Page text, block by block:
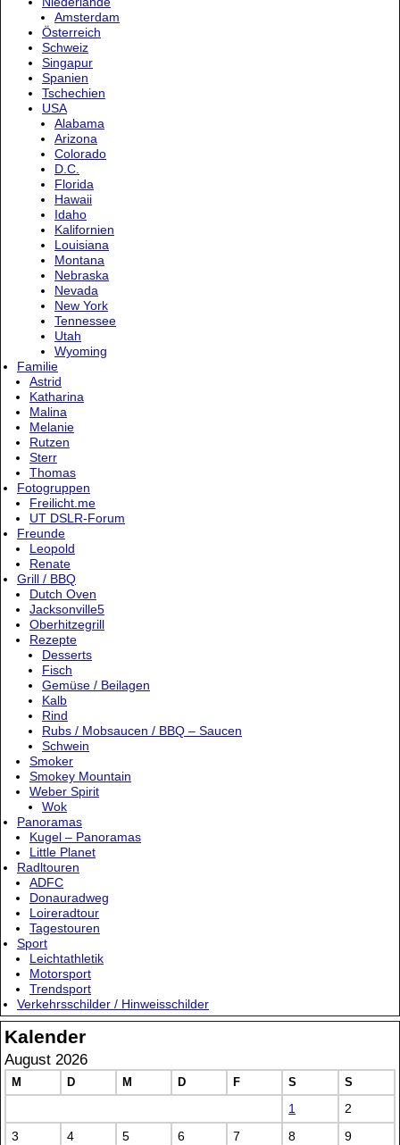
Amsterdam
Österreich
Schweiz
Singapur
Spanien
Tschechien
USA
Alabama
Arizona
Colorado
D.C.
Florida
Hawaii
Idaho
Kalifornien
Louisiana
Montana
Nebraska
Nevada
New York
Tennessee
Utah
Wyoming
Familie
Astrid
Katharina
Malina
Melanie
Rutzen
Sterr
Thomas
Fotogruppen
Freilicht.me
UT DSLR-Forum
Freunde
Leopold
Renate
Grill / BBQ
Dutch Oven
Jacksonville5
Oberhitzegrill
Rezepte
Desserts
Fisch
Gemüse / Beilagen
Kalb
Rind
Rubs / Mobsaucen / BBQ – Saucen
Schwein
Smoker
Smokey Mountain
Weber Spirit
Wok
Panoramas
Kugel – Panoramas
Little Planet
Radltouren
ADFC
Donauradweg
Loireradtour
Tagestouren
Sport
Leichtathletik
Motorsport
Trendsport
Verkehrsschilder / Hinweisschilder
Kalender
August 2026
M D M D F S S
1
2
3
4 5 6 7 8
9